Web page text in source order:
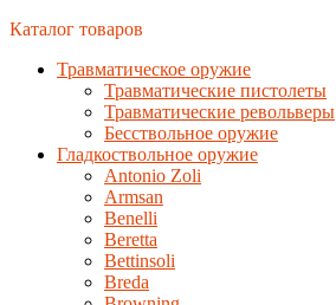
Каталог товаров
Травматическое оружие
Травматические пистолеты
Травматические револьверы
Бесствольное оружие
Гладкоствольное оружие
Antonio Zoli
Armsan
Benelli
Beretta
Bettinsoli
Breda